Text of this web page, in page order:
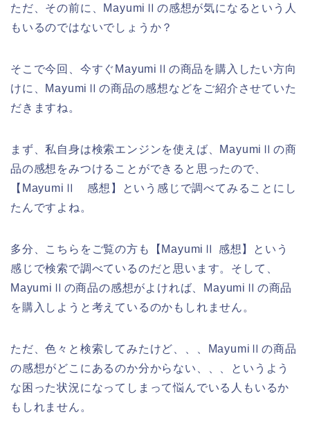
ただ、その前に、MayumiⅡの感想が気になるという人
もいるのではないでしょうか？
そこで今回、今すぐMayumiⅡの商品を購入したい方向
けに、MayumiⅡの商品の感想などをご紹介させていた
だきますね。
まず、私自身は検索エンジンを使えば、MayumiⅡの商
品の感想をみつけることができると思ったので、
【MayumiⅡ 感想】という感じで調べてみることにし
たんですよね。
多分、こちらをご覧の方も【MayumiⅡ 感想】という
感じで検索で調べているのだと思います。そして、
MayumiⅡの商品の感想がよければ、MayumiⅡの商品
を購入しようと考えているのかもしれません。
ただ、色々と検索してみたけど、、、MayumiⅡの商品
の感想がどこにあるのか分からない、、、というよう
な困った状況になってしまって悩んでいる人もいるか
もしれません。